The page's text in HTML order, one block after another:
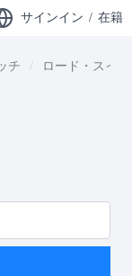
サインイン / 在籍
チ ロード・スイ